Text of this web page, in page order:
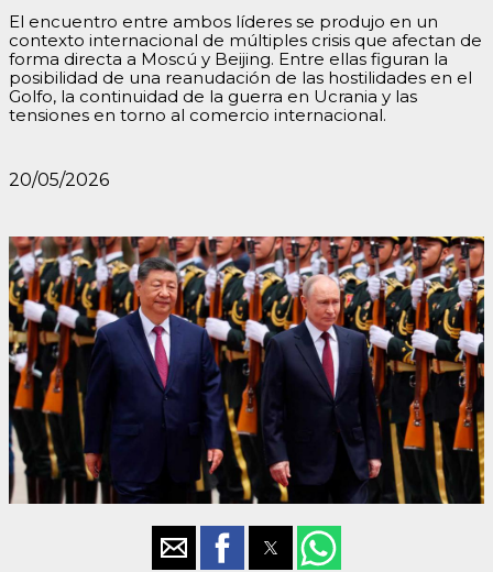
El encuentro entre ambos líderes se produjo en un
contexto internacional de múltiples crisis que afectan de
forma directa a Moscú y Beijing. Entre ellas figuran la
posibilidad de una reanudación de las hostilidades en el
Golfo, la continuidad de la guerra en Ucrania y las
tensiones en torno al comercio internacional.
20/05/2026